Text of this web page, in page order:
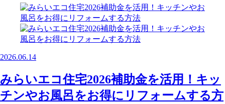
2026.06.14
みらいエコ住宅2026補助金を活用！キッ
チンやお風呂をお得にリフォームする方